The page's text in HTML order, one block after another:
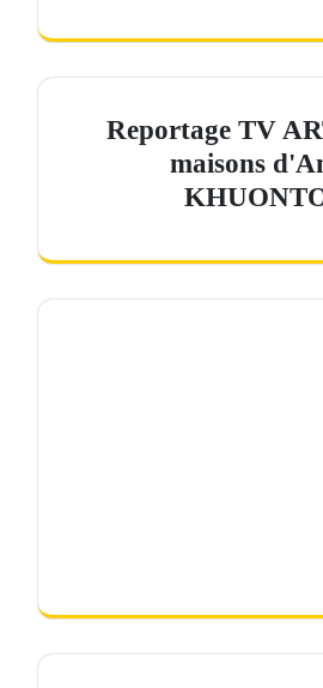
Reportage TV
maisons